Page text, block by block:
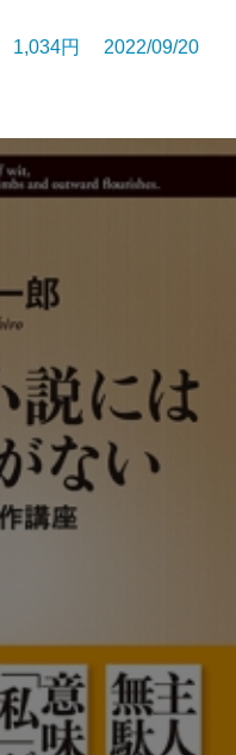
1,034円 2022/09/20